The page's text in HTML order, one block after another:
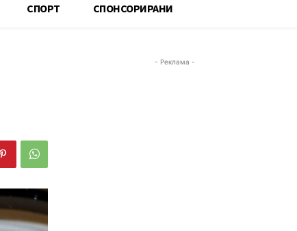
СПОРТ СПОНСОРИРАНИ
- Реклама -